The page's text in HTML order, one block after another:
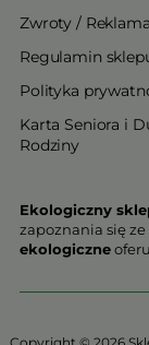
Zwroty /
Regulamin
Polityka
Karta Seniora i
Rodziny
Ekologiczny
zapoznania się ze
ekologiczne
ekologiczne